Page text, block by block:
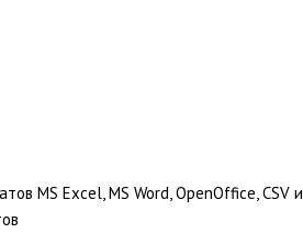
MS Excel, MS Word, OpenOffice, CSV